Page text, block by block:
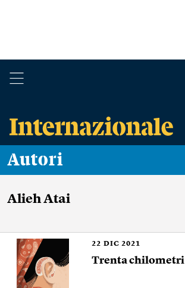
Autori
Alieh Atai
22 DIC 2021
Trenta chilometri